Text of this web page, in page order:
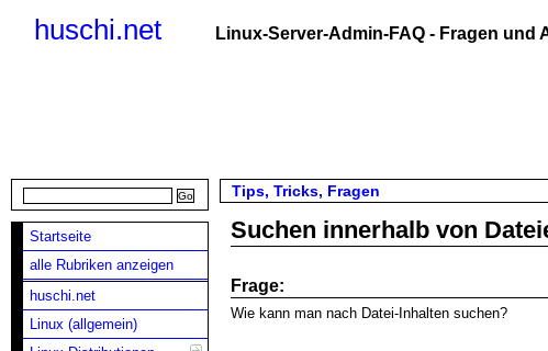
huschi.net Linux-Server-Admin-FAQ - Fragen und
Startseite
alle Rubriken anzeigen
huschi.net
Linux (allgemein)
Tips, Tricks, Fragen
Suchen innerhalb von
Frage:
Wie kann man nach Datei-Inhalten suchen?